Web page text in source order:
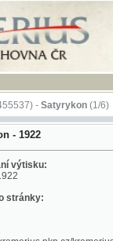
-Satyrykon(1/6)